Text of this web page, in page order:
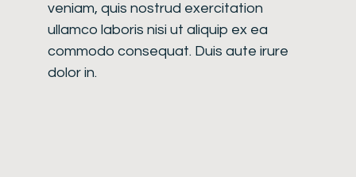
veniam, quis nostrud exercitation
ullamco laboris nisi ut aliquip ex ea
commodo consequat. Duis aute irure
dolor in.